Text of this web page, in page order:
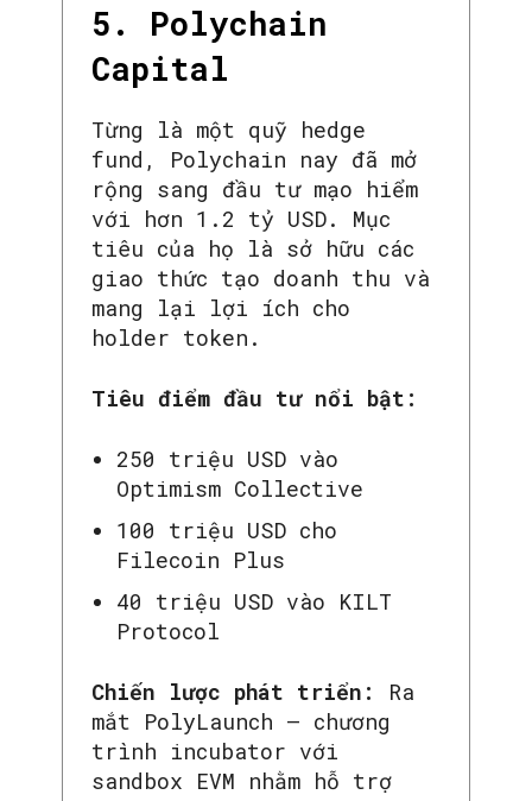
5. Polychain
Capital
Từng là một quỹ hedge
fund, Polychain nay đã mở
rộng sang đầu tư mạo hiểm
với hơn 1.2 tỷ USD. Mục
tiêu của họ là sở hữu các
giao thức tạo doanh thu và
mang lại lợi ích cho
holder token.
Tiêu điểm đầu tư nổi bật:
250 triệu USD vào
Optimism Collective
100 triệu USD cho
Filecoin Plus
40 triệu USD vào KILT
Protocol
Chiến lược phát triển:
Ra
mắt PolyLaunch – chương
trình incubator với
sandbox EVM nhằm hỗ trợ